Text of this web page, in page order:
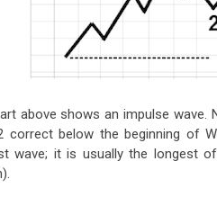
above shows an impulse
correct below the beginning of
wave; it is usually the longest